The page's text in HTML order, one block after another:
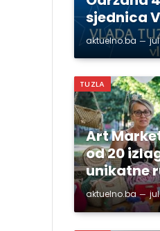
sjednica
aktuelno.ba
TUZLA
Art
od 20
unikatne
aktuelno.ba